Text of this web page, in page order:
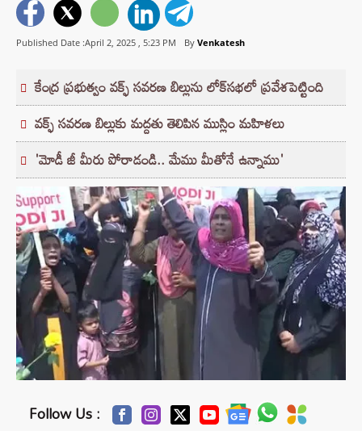
Published Date :April 2, 2025 , 5:23 PM By Venkatesh
కేంద్ర ప్రభుత్వం వక్ఫ్ సవరణ బిల్లును లోక్‌సభలో ప్రవేశపెట్టింది
వక్ఫ్ సవరణ బిల్లుకు మద్దతు తెలిపిన ముస్లిం మహిళలు
'మోడీ జీ మీరు పోరాడండి.. మేము మీతోనే ఉన్నాము'
Follow Us :